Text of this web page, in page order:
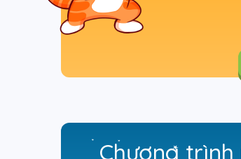
Chương